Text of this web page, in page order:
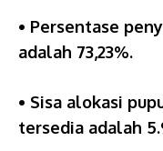
• Persentase
adalah 73,23%.
• Sisa alokasi
tersedia adalah